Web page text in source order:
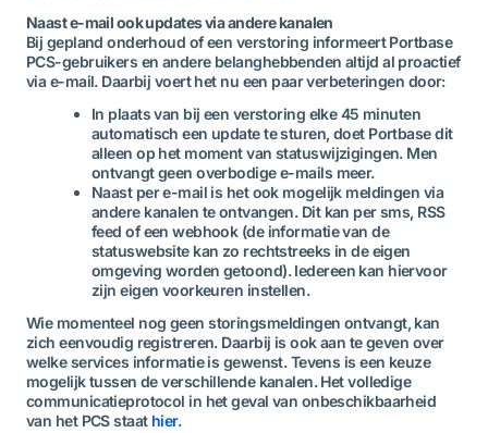
Naast e-mail ook updates via andere kanalen
Bij gepland onderhoud of een verstoring informeert Portbase
PCS-gebruikers en andere belanghebbenden altijd al proactief
via e-mail. Daarbij voert het nu een paar verbeteringen door:
In plaats van bij een verstoring elke 45 minuten
automatisch een update te sturen, doet Portbase dit
alleen op het moment van statuswijzigingen. Men
ontvangt geen overbodige e-mails meer.
Naast per e-mail is het ook mogelijk meldingen via
andere kanalen te ontvangen. Dit kan per sms, RSS
feed of een webhook (de informatie van de
statuswebsite kan zo rechtstreeks in de eigen
omgeving worden getoond). Iedereen kan hiervoor
zijn eigen voorkeuren instellen.
Wie momenteel nog geen storingsmeldingen ontvangt, kan
zich eenvoudig registreren. Daarbij is ook aan te geven over
welke services informatie is gewenst. Tevens is een keuze
mogelijk tussen de verschillende kanalen. Het volledige
communicatieprotocol in het geval van onbeschikbaarheid
van het PCS staat hier.